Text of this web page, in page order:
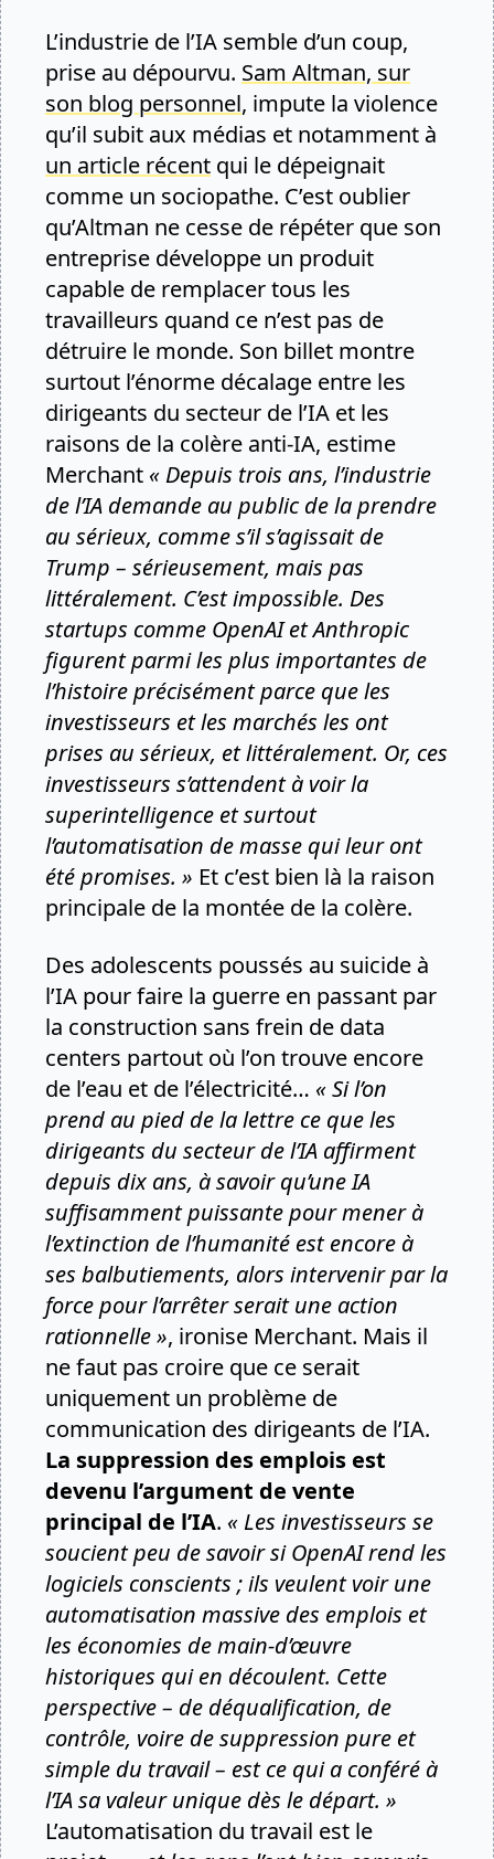
L’industrie de l’IA semble d’un coup,
prise au dépourvu. Sam Altman, sur
son blog personnel, impute la violence
qu’il subit aux médias et notamment à
un article récent qui le dépeignait
comme un sociopathe. C’est oublier
qu’Altman ne cesse de répéter que son
entreprise développe un produit
capable de remplacer tous les
travailleurs quand ce n’est pas de
détruire le monde. Son billet montre
surtout l’énorme décalage entre les
dirigeants du secteur de l’IA et les
raisons de la colère anti-IA, estime
Merchant « Depuis trois ans, l’industrie
de l’IA demande au public de la prendre
au sérieux, comme s’il s’agissait de
Trump – sérieusement, mais pas
littéralement. C’est impossible. Des
startups comme OpenAI et Anthropic
figurent parmi les plus importantes de
l’histoire précisément parce que les
investisseurs et les marchés les ont
prises au sérieux, et littéralement. Or, ces
investisseurs s’attendent à voir la
superintelligence et surtout
l’automatisation de masse qui leur ont
été promises. » Et c’est bien là la raison
principale de la montée de la colère.
Des adolescents poussés au suicide à
l’IA pour faire la guerre en passant par
la construction sans frein de data
centers partout où l’on trouve encore
de l’eau et de l’électricité… « Si l’on
prend au pied de la lettre ce que les
dirigeants du secteur de l’IA affirment
depuis dix ans, à savoir qu’une IA
suffisamment puissante pour mener à
l’extinction de l’humanité est encore à
ses balbutiements, alors intervenir par la
force pour l’arrêter serait une action
rationnelle », ironise Merchant. Mais il
ne faut pas croire que ce serait
uniquement un problème de
communication des dirigeants de l’IA.
La suppression des emplois est
devenu l’argument de vente
principal de l’IA. « Les investisseurs se
soucient peu de savoir si OpenAI rend les
logiciels conscients ; ils veulent voir une
automatisation massive des emplois et
les économies de main-d’œuvre
historiques qui en découlent. Cette
perspective – de déqualification, de
contrôle, voire de suppression pure et
simple du travail – est ce qui a conféré à
l’IA sa valeur unique dès le départ. »
L’automatisation du travail est le